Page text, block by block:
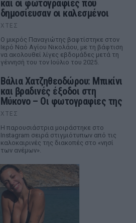
και οι φωτογραφίες που
δημοσίευσαν οι καλεσμένοι
ΧΤΕΣ
Ο μικρός Παναγιώτης βαφτίστηκε στον
Ιερό Ναό Αγίου Νικολάου, με τη βάφτιση
να ακολουθεί λίγες εβδομάδες μετά τη
γέννησή του τον Ιούλιο του 2025.
Βάλια Χατζηθεοδώρου: Μπικίνι
και βραδινές έξοδοι στη
Μύκονο – Οι φωτογραφίες της
ΧΤΕΣ
Η παρουσιάστρια μοιράστηκε στο
Instagram σειρά στιγμιότυπων από τις
καλοκαιρινές της διακοπές στο «νησί
των ανέμων».